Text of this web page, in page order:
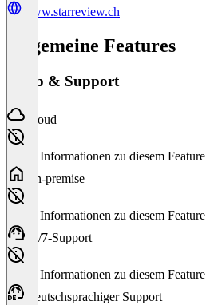
www.starreview.ch
Allgemeine Features
Setup & Support
Cloud
Keine Informationen zu diesem Feature
On-premise
Keine Informationen zu diesem Feature
24/7-Support
Keine Informationen zu diesem Feature
Deutschsprachiger Support